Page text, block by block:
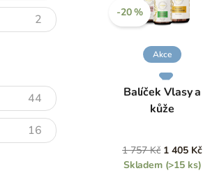
2
44
16
-20 %
Akce
Balíček Vlasy a
kůže
1 757 Kč 1 405 Kč
Skladem (>15 ks)